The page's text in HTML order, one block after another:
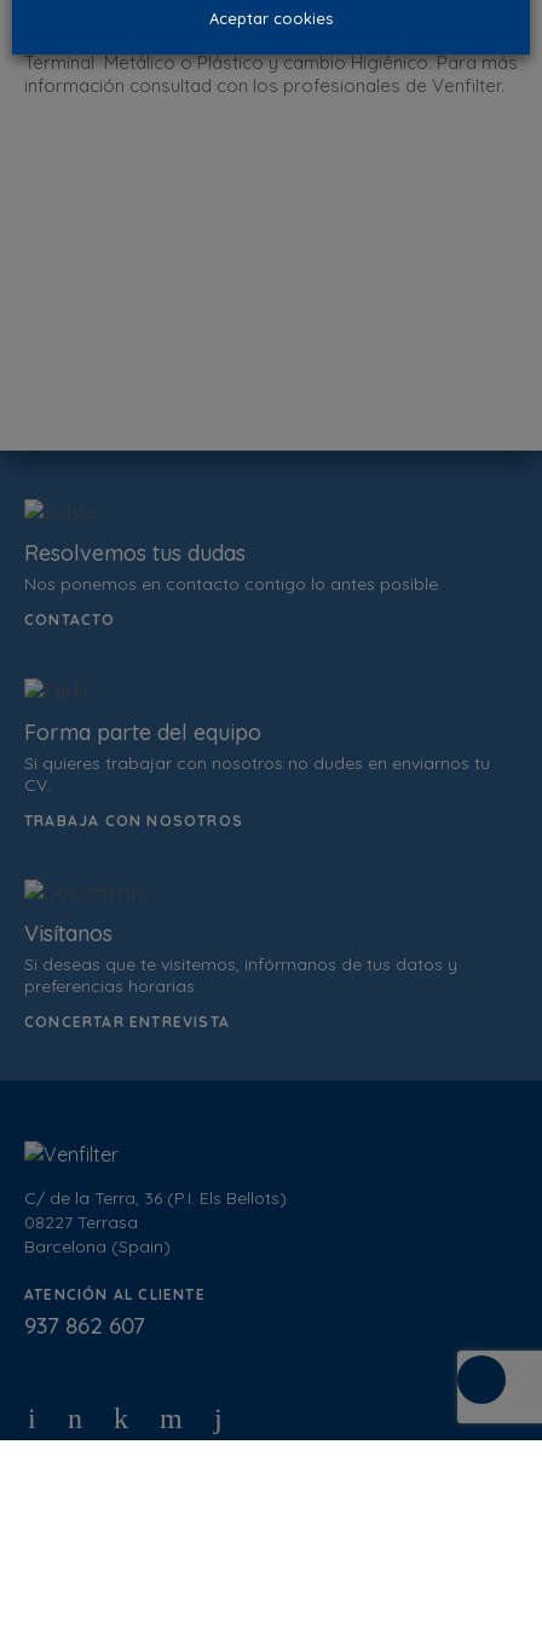
Terminal Metálico o Plástico y cambio Higiénico. Para más
información consultad con los profesionales de Venfilter.
C/ de la Terra, 36 (P.I. Els Bellots)
08227 Terrasa
Barcelona (Spain)
ATENCIÓN AL CLIENTE
937 862 607
Resolvemos tus dudas
Nos ponemos en contacto contigo lo antes posible.
CONTACTO
Forma parte del equipo
Si quieres trabajar con nosotros no dudes en enviarnos tu
CV.
TRABAJA CON NOSOTROS
Visítanos
Si deseas que te visitemos, infórmanos de tus datos y
preferencias horarias.
CONCERTAR ENTREVISTA
Aceptar cookies